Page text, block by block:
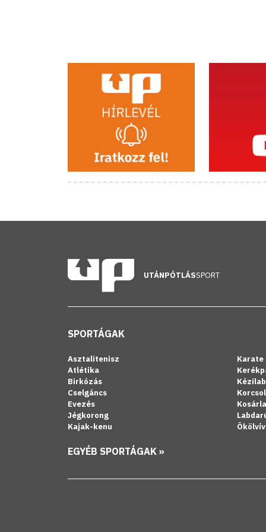
UTÁNPÓTLÁSSPORT
SPORTÁGAK
Asztalitenisz
Atlétika
Birkózás
Cselgáncs
Evezés
Jégkorong
Kajak-kenu
Karate
EGYÉB SPORTÁGAK »